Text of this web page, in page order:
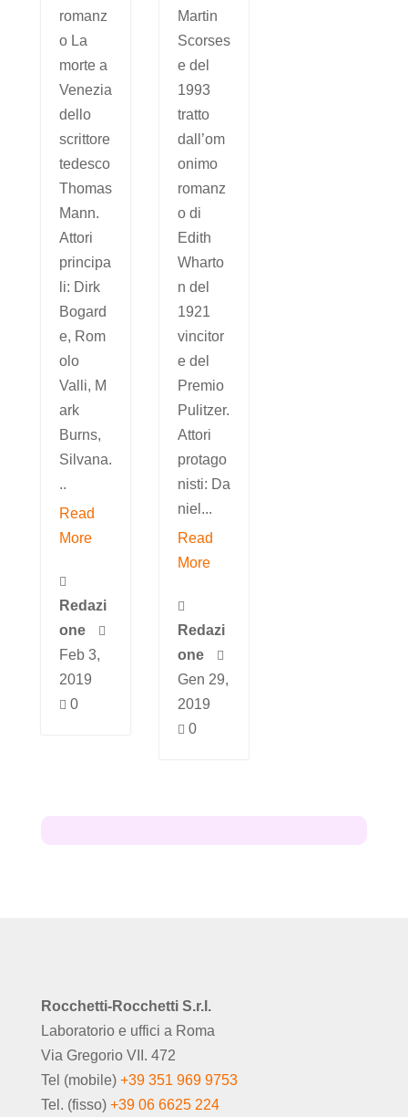
romanz
o La
morte a
Venezia
dello
scrittore
tedesco
Thomas
Mann.
Attori
principa
li: Dirk
Bogard
e, Rom
olo
Valli, M
ark
Burns,
Silvana.
..
Read
More

Redazi
one

Feb 3,
2019
 0
Martin
Scorses
e del
1993
tratto
dall’om
onimo
romanz
o di
Edith
Wharto
n del
1921
vincitor
e del
Premio
Pulitzer.
Attori
protago
nisti: Da
niel...
Read
More

Redazi
one

Gen 29,
2019
 0
Rocchetti-Rocchetti S.r.l.
Laboratorio e uffici a Roma
Via Gregorio VII. 472
Tel (mobile) +39 351 969 9753
Tel. (fisso) +39 06 6625 224